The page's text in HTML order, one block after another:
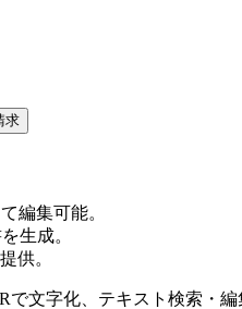
求
編集可能。
生成。
供。
で文字化、テキスト検索・